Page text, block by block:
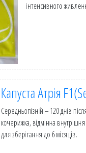
інтенсивного
Капуста Атрія
Середньопізній – 120 днів
кочерижка, відмінна
для зберігання до 6 місяців.